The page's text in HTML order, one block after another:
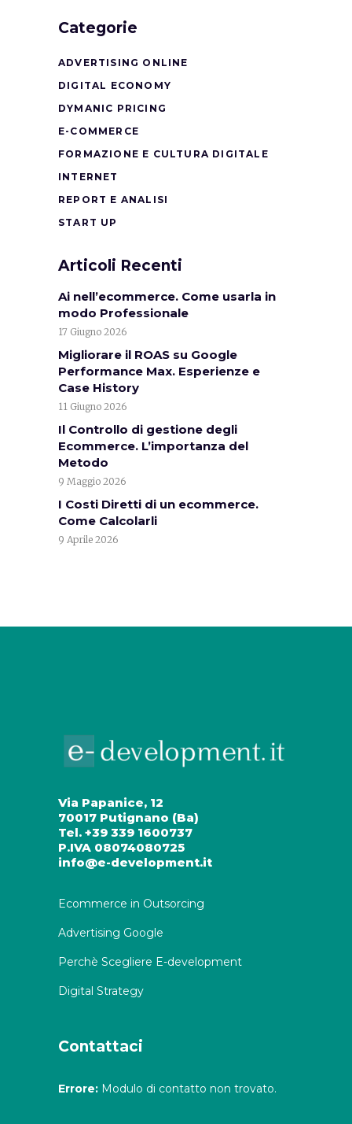
Categorie
ADVERTISING ONLINE
DIGITAL ECONOMY
DYMANIC PRICING
E-COMMERCE
FORMAZIONE E CULTURA DIGITALE
INTERNET
REPORT E ANALISI
START UP
Articoli Recenti
Ai nell’ecommerce. Come usarla in
modo Professionale
17 Giugno 2026
Migliorare il ROAS su Google
Performance Max. Esperienze e
Case History
11 Giugno 2026
Il Controllo di gestione degli
Ecommerce. L’importanza del
Metodo
9 Maggio 2026
I Costi Diretti di un ecommerce.
Come Calcolarli
9 Aprile 2026
Via Papanice, 12
70017 Putignano (Ba)
Tel. +39 339 1600737
P.IVA 08074080725
info@e-development.it
Ecommerce in Outsorcing
Advertising Google
Perchè Scegliere E-development
Digital Strategy
Contattaci
Errore: Modulo di contatto non trovato.